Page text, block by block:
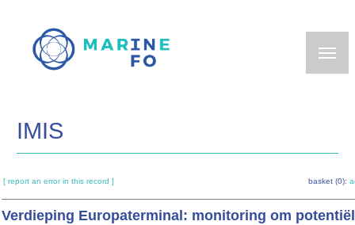
main
IMIS
[ report an error in this record ] basket (0):
Verdieping Europaterminal: monitoring om